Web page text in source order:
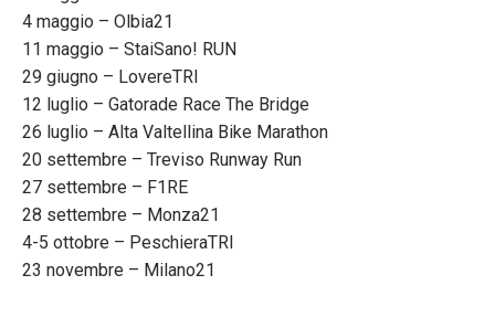
4 maggio – Olbia21
11 maggio – StaiSano! RUN
29 giugno – LovereTRI
12 luglio – Gatorade Race The Bridge
26 luglio – Alta Valtellina Bike Marathon
20 settembre – Treviso Runway Run
27 settembre – F1RE
28 settembre – Monza21
4-5 ottobre – PeschieraTRI
23 novembre – Milano21